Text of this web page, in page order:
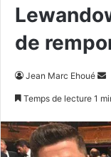
de
Jean Marc Ehoué
Temps de lecture 1